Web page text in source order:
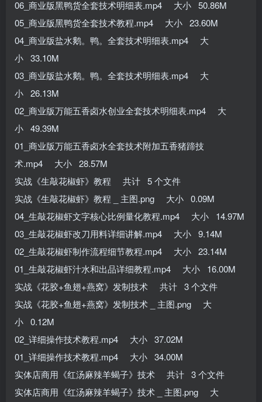
06_商业版黑鸭货全套技术明细表.mp4 大小 50.86M
05_商业版黑鸭货全套技术教程.mp4 大小 23.60M
04_商业版盐水鹅。鸭。全套技术明细表.mp4 大
小 33.10M
03_商业版盐水鹅。鸭。全套技术明细表.mp4 大
小 26.13M
02_商业版万能五香卤水创业全套技术明细表.mp4 大
小 49.39M
01_商业版万能五香卤水全套技术附加五香猪蹄技
术.mp4 大小 28.57M
实战《生敲花椒虾》教程 共计 5 个文件
实战《生敲花椒虾》教程 _ 主图.png 大小 0.09M
04_生敲花椒虾文字核心比例量化教程.mp4 大小 14.97M
03_生敲花椒虾改刀用料详细讲解.mp4 大小 9.14M
02_生敲花椒虾制作流程细节教程.mp4 大小 23.14M
01_生敲花椒虾汁水和出品详细教程.mp4 大小 16.00M
实战《花胶+鱼翅+燕窝》发制技术 共计 3 个文件
实战《花胶+鱼翅+燕窝》发制技术 _ 主图.png 大
小 0.12M
02_详细操作技术教程.mp4 大小 37.02M
01_详细操作技术教程.mp4 大小 34.00M
实体店商用《红汤麻辣羊蝎子》技术 共计 3 个文件
实体店商用《红汤麻辣羊蝎子》技术 _ 主图.png 大